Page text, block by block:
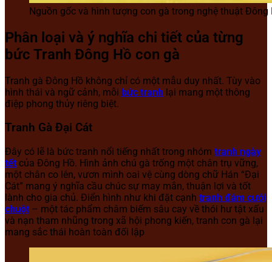
Nguồn gốc và hình tượng con gà trong nghệ thuật Đông
Phân loại và ý nghĩa chi tiết của từng
bức Tranh Đông Hồ con gà
Tranh gà Đông Hồ không chỉ có một mẫu duy nhất. Tùy vào
hình thái và ngữ cảnh, mỗi bức tranh lại mang một thông
điệp phong thủy riêng biệt.
Tranh Gà Đại Cát
Đây có lẽ là bức tranh nổi tiếng nhất trong nhóm tranh ngày
tết của Đông Hồ. Hình ảnh chú gà trống một chân trụ vững,
một chân co lên, vươn mình oai vệ cùng dòng chữ Hán “Đại
Cát” mang ý nghĩa cầu chúc sự may mắn, thuận lợi và tốt
lành cho gia chủ. Điển hình như khi đặt cạnh tranh đám cưới
chuột – một tác phẩm châm biếm sâu cay về thói hư tật xấu
và nạn tham nhũng trong xã hội phong kiến, tranh con gà lại
mang sắc thái hoàn toàn đối lập